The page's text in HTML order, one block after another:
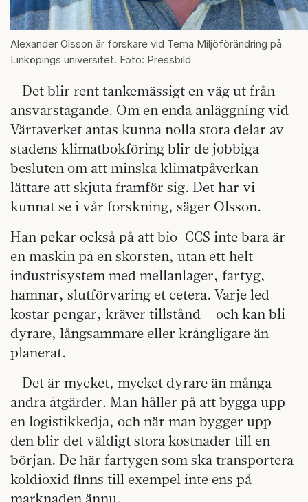
Alexander Olsson är forskare vid Tema Miljöförändring på
Linköpings universitet. Foto: Pressbild
– Det blir rent tankemässigt en väg ut från
ansvarstagande. Om en enda anläggning vid
Värtaverket antas kunna nolla stora delar av
stadens klimatbokföring blir de jobbiga
besluten om att minska klimatpåverkan
lättare att skjuta framför sig. Det har vi
kunnat se i vår forskning, säger Olsson.
Han pekar också på att bio-CCS inte bara är
en maskin på en skorsten, utan ett helt
industrisystem med mellanlager, fartyg,
hamnar, slutförvaring et cetera. Varje led
kostar pengar, kräver tillstånd – och kan bli
dyrare, långsammare eller krångligare än
planerat.
– Det är mycket, mycket dyrare än många
andra åtgärder. Man håller på att bygga upp
en logistikkedja, och när man bygger upp
den blir det väldigt stora kostnader till en
början. De här fartygen som ska transportera
koldioxid finns till exempel inte ens på
marknaden ännu.